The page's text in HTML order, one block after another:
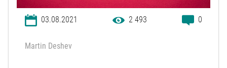
03.08.2021 2 493 0
Martin Deshev